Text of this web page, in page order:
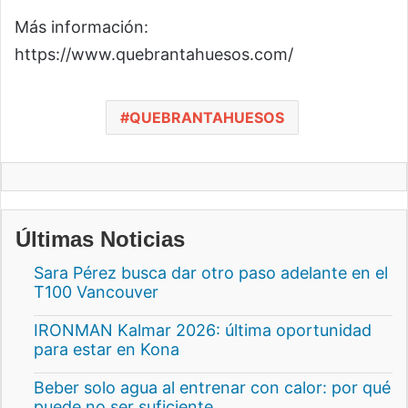
Más información:
https://www.quebrantahuesos.com/
QUEBRANTAHUESOS
Últimas Noticias
Sara Pérez busca dar otro paso adelante en el
T100 Vancouver
IRONMAN Kalmar 2026: última oportunidad
para estar en Kona
Beber solo agua al entrenar con calor: por qué